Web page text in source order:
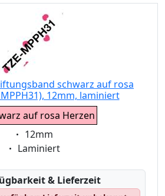
schwarz auf rosa
12mm, laminiert
auf rosa Herzen
Eigenschaft:
12mm
Eigenschaft:
Laminiert
& Lieferzeit